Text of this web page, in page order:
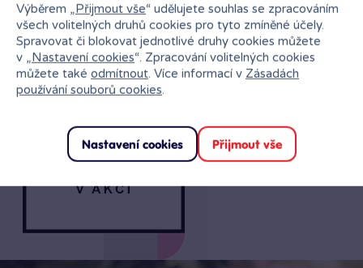
Staňte se součástí akce – Stavebnice obsahuje návod
na stavění vedený příběhem, který je také k dispozici
v digitální verzi v aplikaci LEGO® Builder, kde děti mohu
Svět nejdivočejších dětských snů – Kolekce stavebnic
dobrodružství při stavění fantastických stvoření a vozidel
Rozměr 28.2 x 45.6 x 6.1 cm
Věk min 9 let
Výběrem „Přijmout vše“ udělujete souhlas se zpracováním
všech volitelných druhů cookies pro tyto zmíněné účely.
Spravovat či blokovat jednotlivé druhy cookies můžete
v „Nastavení cookies“. Zpracování volitelných cookies
můžete také odmítnout. Více informací v Zásadách
používání souborů cookies.
Nastavení cookies Přijmout vše